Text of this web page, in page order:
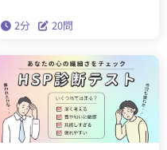
に合った生活スタイルを送ること
2分 20問